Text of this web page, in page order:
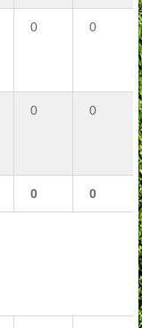
0 0
0 0
0 0